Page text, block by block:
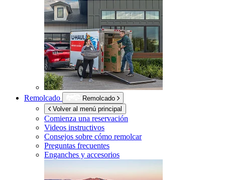
Remolcado
Remolcado
Volver al menú principal
Comienza una reservación
Videos instructivos
Consejos sobre cómo remolcar
Preguntas frecuentes
Enganches y accesorios